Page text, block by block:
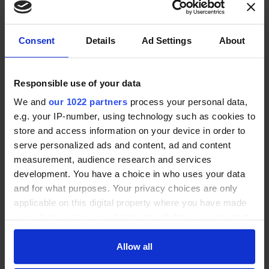
Consent Details Ad Settings About
Responsible use of your data
We and our 1022 partners process your personal data,
e.g. your IP-number, using technology such as cookies to
store and access information on your device in order to
serve personalized ads and content, ad and content
measurement, audience research and services
development. You have a choice in who uses your data
and for what purposes. Your privacy choices are only
applicable on this digital property where you have made
any time from the Cookie Declaration or by clicking on
Allow all
zeitaufwändig und oft von Unsicherheit geprägt. Wir
Informationen zur 24h-Betreuung. Nutzen Sie
kostenlos unsere Checklisten und unseren Anbieter-
Dr. Christian Holsing
Gründer von 24h-Pflege-Check.de